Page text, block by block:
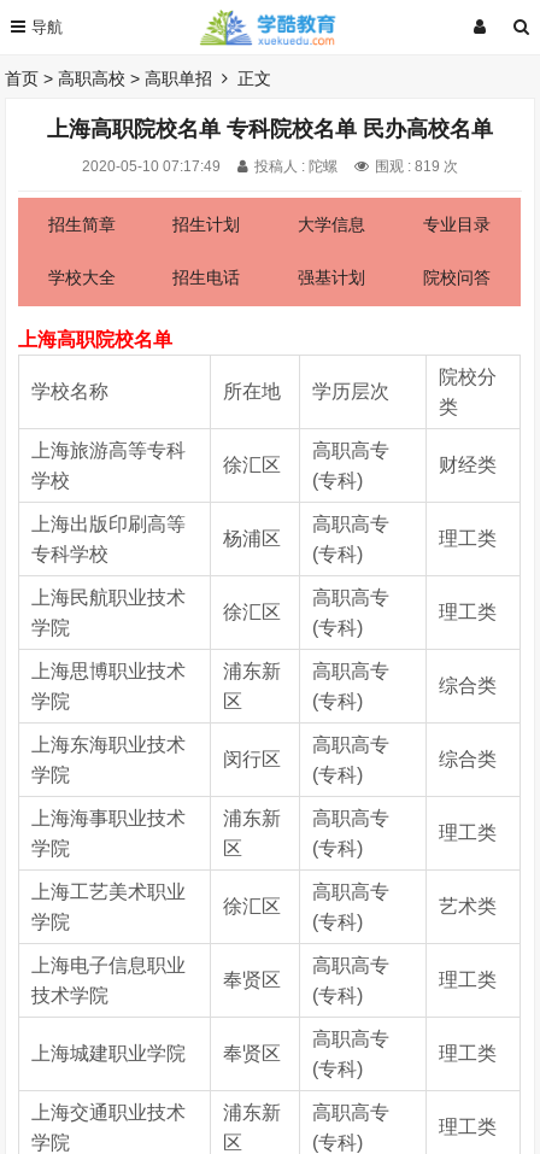
首页 >高职高校 >高职单招 正文
上海高职院校名单 专科院校名单 民办高校名单
2020-05-10 07:17:49 投稿人 : 陀螺 围观 : 819 次
招生简章 招生计划 大学信息 专业目录
学校大全 招生电话 强基计划 院校问答
上海高职院校名单
学校名称 所在地 学历层次
院校分
类
上海旅游高等专科
学校
徐汇区
高职高专
(专科)
财经类
上海出版印刷高等
专科学校
杨浦区
高职高专
(专科)
理工类
上海民航职业技术
学院
徐汇区
高职高专
(专科)
理工类
上海思博职业技术
学院
浦东新
区
高职高专
(专科)
综合类
上海东海职业技术
学院
闵行区
高职高专
(专科)
综合类
上海海事职业技术
学院
浦东新
区
高职高专
(专科)
理工类
上海工艺美术职业
学院
徐汇区
高职高专
(专科)
艺术类
上海电子信息职业
技术学院
奉贤区
高职高专
(专科)
理工类
上海城建职业学院 奉贤区
高职高专
(专科)
理工类
上海交通职业技术
学院
浦东新
区
高职高专
(专科)
理工类